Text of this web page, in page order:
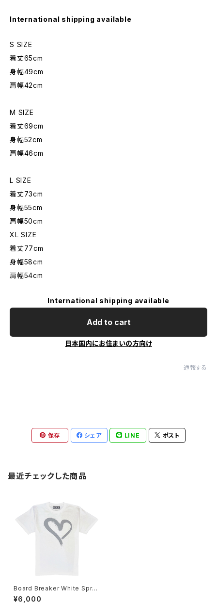
International shipping available
S SIZE
着丈65cm
身幅49cm
肩幅42cm
M SIZE
着丈69cm
身幅52cm
肩幅46cm
L SIZE
着丈73cm
身幅55cm
肩幅50cm
XL SIZE
着丈77cm
身幅58cm
肩幅54cm
International shipping available
Add to cart
日本国内にお住まいの方向け
通報する
保存 シェア LINE ポスト
最近チェックした商品
Board Breaker White Spray
Heart Tee
¥6,000